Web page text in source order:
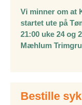
Vi minner om at
startet ute på
21:00 uke 24 og
Mæhlum
Bestille